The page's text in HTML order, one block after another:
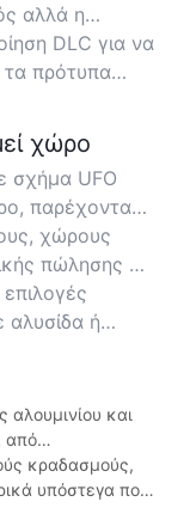
κόστος
χώρους.
αλλά η
DLC για να
πρότυπα
χώρο
σχήμα UFO
παρέχοντας
σε
χώρους
πώλησης με
καθίσματα.
αλυσίδα ή
και
από
σε σκληρές
κραδασμούς,
υπόστεγα που